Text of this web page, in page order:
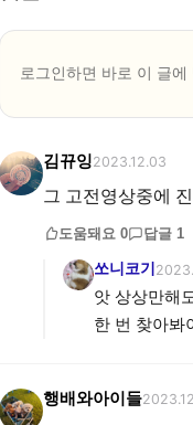
로그인하면 바로 이 글에
김뀨잉2023.12.03
그 고전영상중에
도움돼요 0 답글 1
쏘니코기
앗 상상만해
한 번 찾아봐
행배와아이들